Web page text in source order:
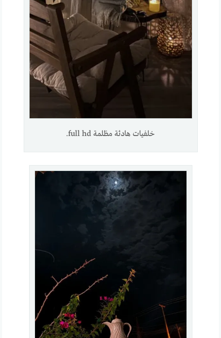
خلفيات هادئة مظلمة full hd.